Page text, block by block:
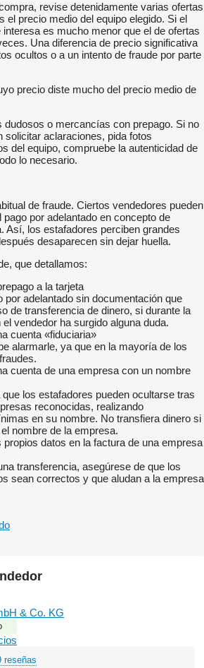
revise detenidamente varias ofertas
el precio medio del equipo elegido. Si el
interesa es mucho menor que el de ofertas
Una diferencia de precio significativa
ocultos o a un intento de fraude por parte
precio diste mucho del precio medio de
dudosos o mercancías con prepago. Si no
solicitar aclaraciones, pida fotos
del equipo, compruebe la autenticidad de
lo necesario.
de fraude. Ciertos vendedores pueden
pago por adelantado en concepto de
Así, los estafadores perciben grandes
desaparecen sin dejar huella.
que detallamos:
a la tarjeta
por adelantado sin documentación que
de transferencia de dinero, si durante la
vendedor ha surgido alguna duda.
cuenta «fiduciaria»
alarmarle, ya que en la mayoría de los
cuenta de una empresa con un nombre
que los estafadores pueden ocultarse tras
reconocidas, realizando
en su nombre. No transfiera dinero si
nombre de la empresa.
propios datos en la factura de una empresa
transferencia, asegúrese de que los
sean correctos y que aludan a la empresa
& Co. KG
reseñas